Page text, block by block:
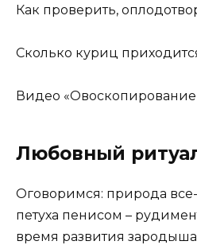
Как проверить,
Сколько куриц
Видео
Любовный
Оговоримся: природа
петуха пенисом –
время развития